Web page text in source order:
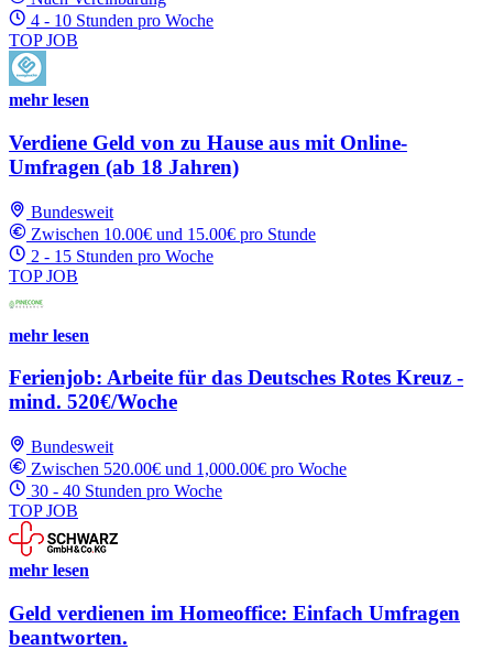
4 - 10 Stunden pro Woche
TOP JOB
mehr lesen
Verdiene Geld von zu Hause aus mit Online-
Umfragen (ab 18 Jahren)
Bundesweit
Zwischen 10.00€ und 15.00€ pro Stunde
2 - 15 Stunden pro Woche
TOP JOB
mehr lesen
Ferienjob: Arbeite für das Deutsches Rotes Kreuz -
mind. 520€/Woche
Bundesweit
Zwischen 520.00€ und 1,000.00€ pro Woche
30 - 40 Stunden pro Woche
TOP JOB
mehr lesen
Geld verdienen im Homeoffice: Einfach Umfragen
beantworten.